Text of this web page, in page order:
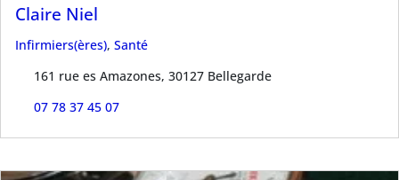
Claire Niel
Infirmiers(ères), Santé
161 rue es Amazones, 30127 Bellegarde
07 78 37 45 07